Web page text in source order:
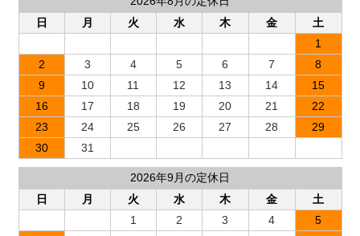
日
月 火 水 木 金
土
1
2
3 4 5 6 7
8
9
10 11 12 13 14
15
16
17 18 19 20 21
22
23
24 25 26 27 28
29
30
31
2026年9月の定休日
日
月 火 水 木 金
土
1
2 3 4
5